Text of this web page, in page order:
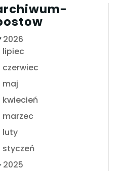
2026
lipiec
czerwiec
maj
kwiecień
marzec
luty
styczeń
2025